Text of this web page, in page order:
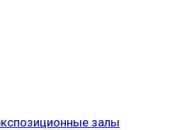
залы